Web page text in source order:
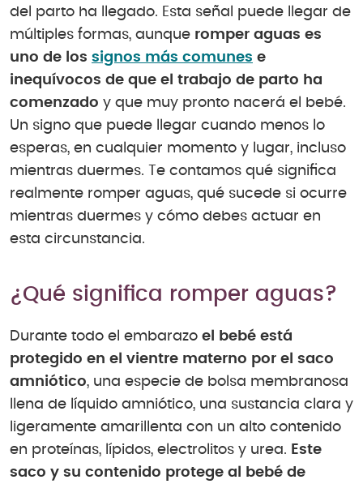
del parto ha llegado. Esta señal puede llegar de
múltiples formas, aunque romper aguas es
uno de los signos más comunes e
inequívocos de que el trabajo de parto ha
comenzado y que muy pronto nacerá el bebé.
Un signo que puede llegar cuando menos lo
esperas, en cualquier momento y lugar, incluso
mientras duermes. Te contamos qué significa
realmente romper aguas, qué sucede si ocurre
mientras duermes y cómo debes actuar en
esta circunstancia.
¿Qué significa romper aguas?
Durante todo el embarazo el bebé está
protegido en el vientre materno por el saco
amniótico, una especie de bolsa membranosa
llena de líquido amniótico, una sustancia clara y
ligeramente amarillenta con un alto contenido
en proteínas, lípidos, electrolitos y urea. Este
saco y su contenido protege al bebé de